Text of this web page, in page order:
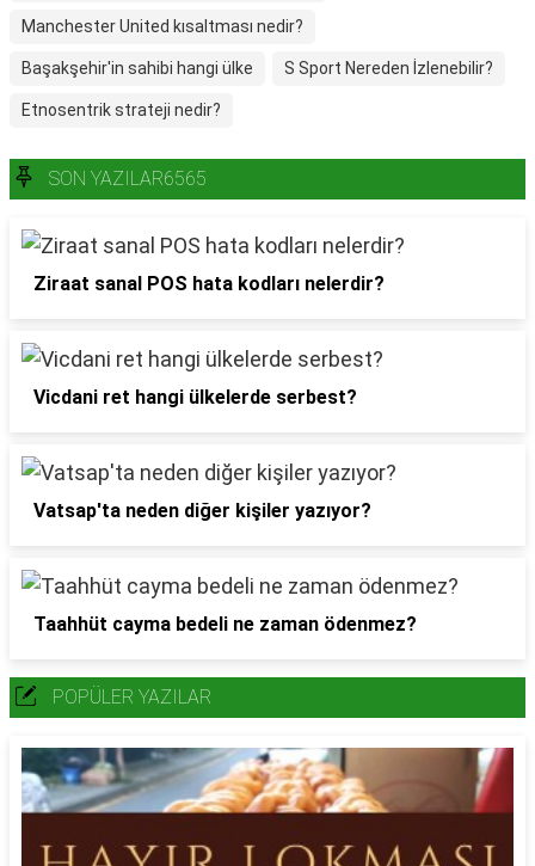
Manchester United kısaltması nedir?
Başakşehir'in sahibi hangi ülke S Sport Nereden İzlenebilir?
Etnosentrik strateji nedir?
SON YAZILAR6565
Ziraat sanal POS hata kodları nelerdir?
Vicdani ret hangi ülkelerde serbest?
Vatsap'ta neden diğer kişiler yazıyor?
Taahhüt cayma bedeli ne zaman ödenmez?
POPÜLER YAZILAR